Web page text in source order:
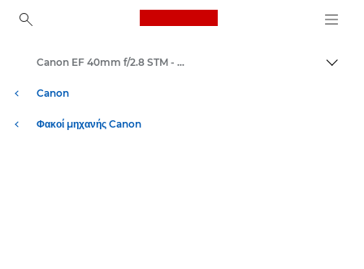
Canon Logo, back to
Canon
Φακοί μηχανής Canon
Canon EF 40mm f/2.8 STM - Φακοί – Φακοί μηχανών και φωτογράφισης